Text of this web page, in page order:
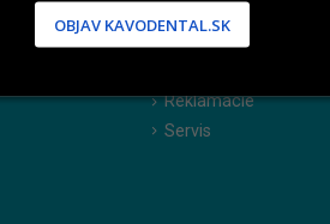
PODPORA
Reklamácie
Servis
OBJAV KAVODENTAL.SK